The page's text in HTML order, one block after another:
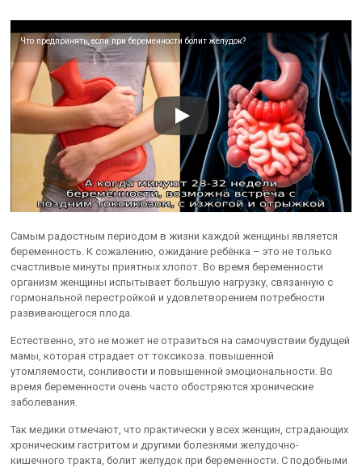
Что предпринять, если при беременности болит желудок?
Самым радостным периодом в жизни каждой женщины является
беременность. К сожалению, ожидание ребёнка – это не только
счастливые минуты приятных хлопот. Во время беременности
организм женщины испытывает большую нагрузку, связанную с
гормональной перестройкой и удовлетворением потребности
развивающегося плода.
Естественно, это не может не отразиться на самочувствии будущей
мамы, которая страдает от токсикоза. повышенной
утомляемости, сонливости и повышенной эмоциональности. Во
время беременности очень часто обостряются хронические
заболевания.
Так медики отмечают, что практически у всех женщин, страдающих
хроническим гастритом и другими болезнями желудочно-
кишечного тракта, болит желудок при беременности. С подобными